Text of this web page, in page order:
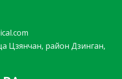
Цзянчан, район Дзинган,